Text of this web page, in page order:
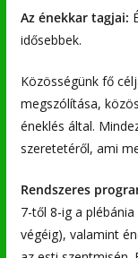
Az énekkar tagjai:
idősebbek.
Közösségünk fő
megszólítása,
éneklés által.
szeretetéről, ami
Rendszeres
7-től 8-ig a
végéig), valamint